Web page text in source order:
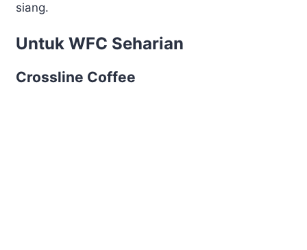
siang.
Untuk WFC Seharian
Crossline Coffee